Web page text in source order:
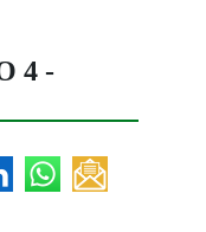
4 -